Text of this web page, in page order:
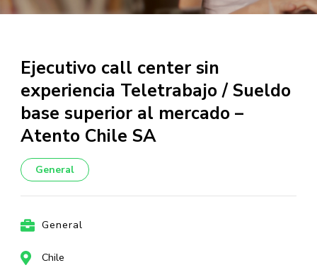
Ejecutivo call center sin
experiencia Teletrabajo / Sueldo
base superior al mercado –
Atento Chile SA
General
General
Chile